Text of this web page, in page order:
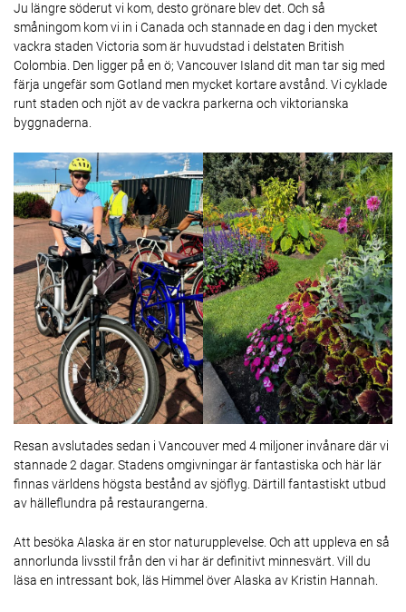
Ju längre söderut vi kom, desto grönare blev det. Och så
småningom kom vi in i Canada och stannade en dag i den mycket
vackra staden Victoria som är huvudstad i delstaten British
Colombia. Den ligger på en ö; Vancouver Island dit man tar sig med
färja ungefär som Gotland men mycket kortare avstånd. Vi cyklade
runt staden och njöt av de vackra parkerna och viktorianska
byggnaderna.
Resan avslutades sedan i Vancouver med 4 miljoner invånare där vi
stannade 2 dagar. Stadens omgivningar är fantastiska och här lär
finnas världens högsta bestånd av sjöflyg. Därtill fantastiskt utbud
av hälleflundra på restaurangerna.
Att besöka Alaska är en stor naturupplevelse. Och att uppleva en så
annorlunda livsstil från den vi har är definitivt minnesvärt. Vill du
läsa en intressant bok, läs Himmel över Alaska av Kristin Hannah.